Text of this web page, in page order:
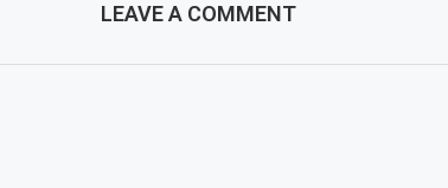
LEAVE A COMMENT